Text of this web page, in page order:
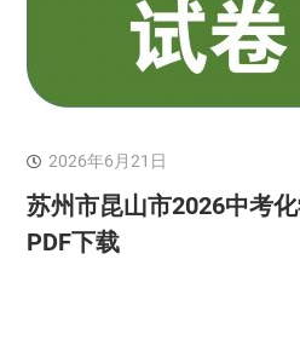
2026年6月21日
苏州市昆山市2026中考
PDF下载